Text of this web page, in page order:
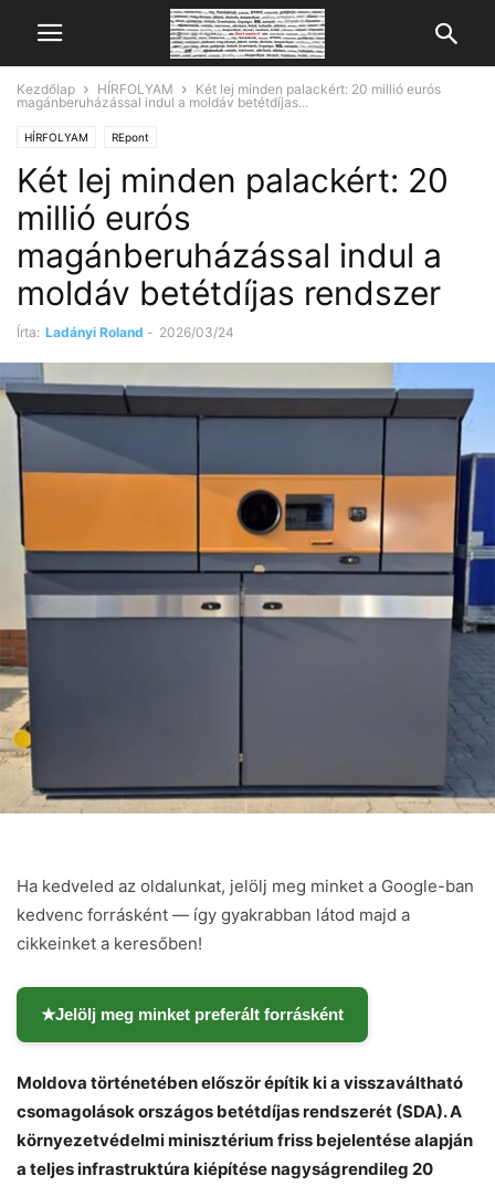
Kezdőlap HÍRFOLYAM
Két lej minden palackért: 20 millió eurós
magánberuházással indul a moldáv betétdíjas...
HÍRFOLYAM REpont
Két lej minden palackért: 20
millió eurós
magánberuházással indul a
moldáv betétdíjas rendszer
Írta: Ladányi Roland - 2026/03/24
Ha kedveled az oldalunkat, jelölj meg minket a Google-ban
kedvenc forrásként — így gyakrabban látod majd a
cikkeinket a keresőben!
★Jelölj meg minket preferált forrásként
Moldova történetében először építik ki a visszaváltható
csomagolások országos betétdíjas rendszerét (SDA). A
környezetvédelmi minisztérium friss bejelentése alapján
a teljes infrastruktúra kiépítése nagyságrendileg 20